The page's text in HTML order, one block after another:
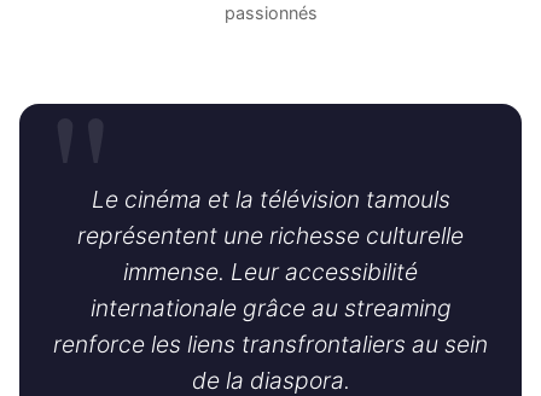
passionnés
Le cinéma et la télévision tamouls
représentent une richesse culturelle
immense. Leur accessibilité
internationale grâce au streaming
renforce les liens transfrontaliers au sein
de la diaspora.